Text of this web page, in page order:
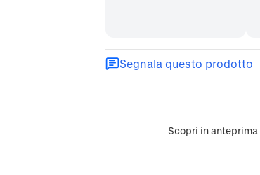
Segnala questo prodotto
Scopri in